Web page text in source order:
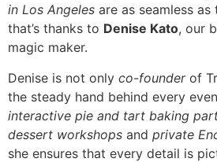
in Los Angeles are as seamless
that’s thanks to Denise Kato, our
magic maker.
Denise is not only co-founderof
the steady hand behind every
interactive pie and tart baking
dessert workshops and private
she ensures that every detail is